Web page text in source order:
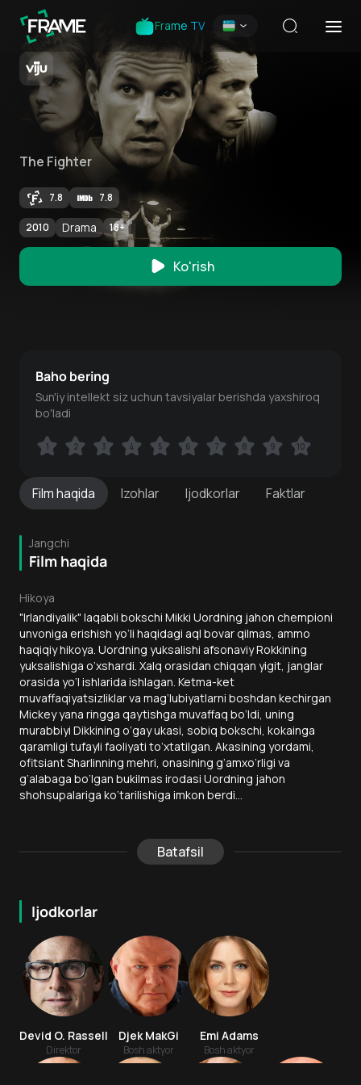
Frame TV
The Fighter
7.8 7.8
2010 Drama 18+
Ko'rish
Filmhaqida Izohlar Ijodkorlar Faktlar
Jangchi
Film haqida
Hikoya
"Irlandiyalik" laqabli bokschi Mikki Uordning jahon chempioni
unvoniga erishish yo‘li haqidagi aql bovar qilmas, ammo
haqiqiy hikoya. Uordning yuksalishi afsonaviy Rokkining
yuksalishiga o‘xshardi. Xalq orasidan chiqqan yigit, janglar
orasida yo‘l ishlarida ishlagan. Ketma-ket
muvaffaqiyatsizliklar va mag‘lubiyatlarni boshdan kechirgan
Mickey yana ringga qaytishga muvaffaq bo‘ldi, uning
murabbiyi Dikkining o‘gay ukasi, sobiq bokschi, kokainga
qaramligi tufayli faoliyati to‘xtatilgan. Akasining yordami,
ofitsiant Sharlinning mehri, onasining g‘amxo‘rligi va
g‘alabaga bo‘lgan bukilmas irodasi Uordning jahon
shohsupalariga ko‘tarilishiga imkon berdi...
Batafsil
Ijodkorlar
Devid O. Rassell
Direktor
Djek MakGi
Bosh aktyor
Emi Adams
Bosh aktyor
Baho bering
Sun'iy intellekt siz uchun tavsiyalar berishda yaxshiroq
bo'ladi
1 2 3 4 5 6 7 8 9 10
1 2 3 4 5 6 7 8 9 10